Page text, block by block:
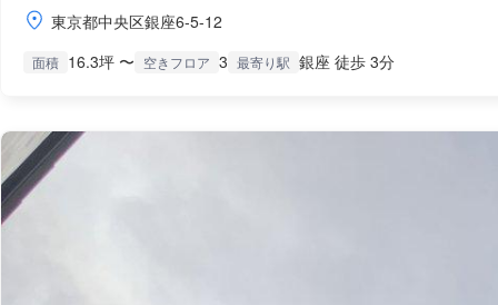
東京都中央区銀座6-5-12
面積 16.3坪 〜 空きフロア 3 最寄り駅 銀座 徒歩 3分